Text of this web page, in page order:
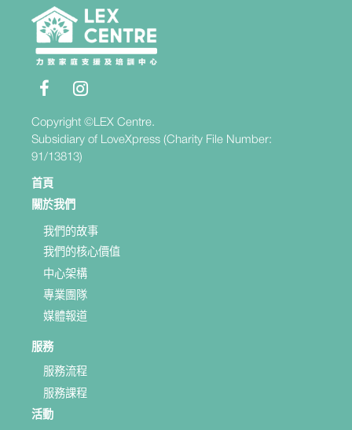
首頁
關於我們
我們的故事
我們的核心價值
中心架構
專業團隊
媒體報道
服務
服務流程
服務課程
活動
Copyright ©LEX Centre.
Subsidiary of LoveXpress (Charity File Number:
91/13813)